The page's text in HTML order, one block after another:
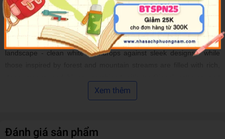
features, softened by cosy soft furnishings and fresh plants and
flowers. Savanna style introduces warmer hues, featuring painted
wood and reds, oranges and browns in textiles, furniture and
collectibles. Nordic interiors take in the best of the Scandinavian
landscape - clean white backdrops against sleek designs - while
features, such as log burners, wood panelling and woven rugs. The
stunning photography for this book takes in locations across
adapted to modern living.
Xem thêm
Đánh giá sản phẩm